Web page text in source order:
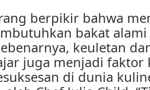
berpikir bahwa
bakat
keuletan
juga menjadi faktor
di dunia